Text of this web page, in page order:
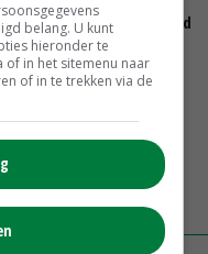
Vee&Logistiek Nederland
belang. U kunt
hieronder te
of in het sitemenu naar
of in te trekken via de